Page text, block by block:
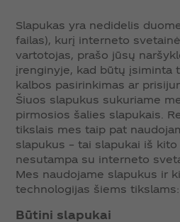
Slapukas yra nedidelis
failas), kurį interneto
vartotojas, prašo jūsų
įrenginyje, kad būtų įsiminta
kalbos pasirinkimas ar
Šiuos slapukus sukuriame
pirmosios šalies slapukais.
tikslais mes taip pat
slapukus – tai slapukai iš
nesutampa su interneto
Mes naudojame slapukus ir
technologijas šiems tikslams:
Būtini slapukai